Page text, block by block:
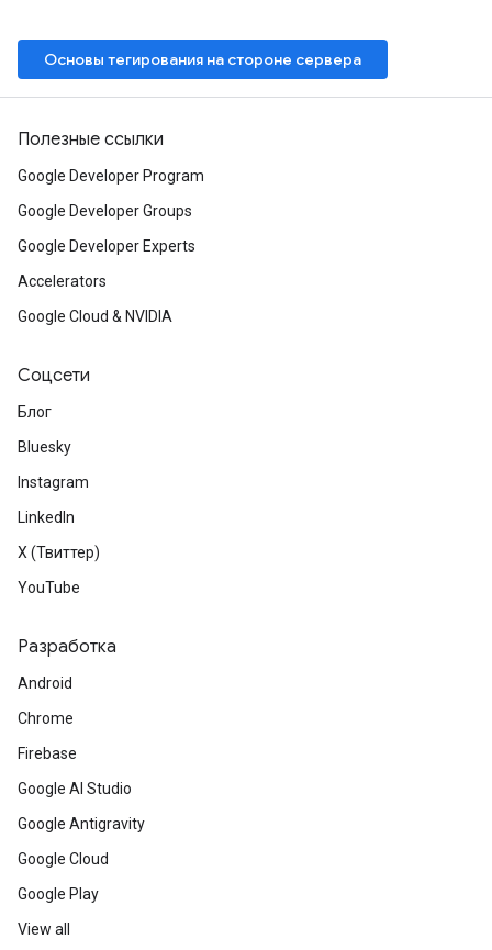
Основы тегирования на стороне сервера
Полезные ссылки
Google Developer Program
Google Developer Groups
Google Developer Experts
Accelerators
Google Cloud & NVIDIA
Соцсети
Блог
Bluesky
Instagram
LinkedIn
X (Твиттер)
YouTube
Разработка
Android
Chrome
Firebase
Google AI Studio
Google Antigravity
Google Cloud
Google Play
View all